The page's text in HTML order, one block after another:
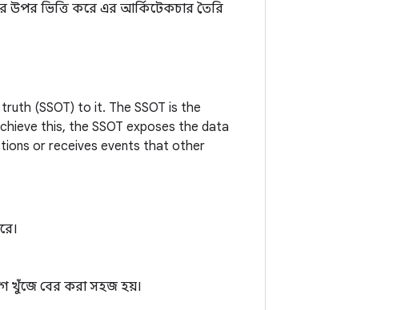
উপর ভিত্তি করে এর আর্কিটেকচার তৈরি
(SSOT) to it. The SSOT is the
this, the SSOT exposes the data
or receives events that other
খুঁজে বের করা সহজ হয়।